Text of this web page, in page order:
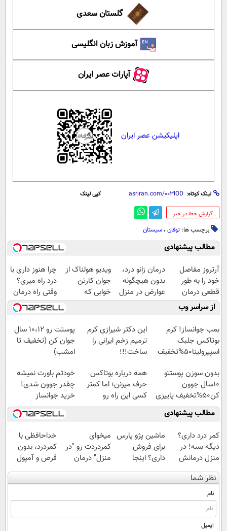
گلستان سعدی
آموزش زبان انگلیسی
آپارات عصر ایران
اپلیکیشن عصر ایران
لینک کوتاه: کپی لینک
‌گزارش خطا در خبر
برچسب ها: توفان ، سیستان
مطالب پیشنهادی
آرتروز مفاصل
خود را به طور
قطعی درمان
کنید!
◗پرسش‌نامه◖
درمان زانو درد،
بدون هیچگونه
عوارض در منزل
(◂پرسش‌نامه)
ویدیو هولناک از
جوان کارتن
خوابی که
میلیاردر شد.
آموزش رایگان
چرا هنوز داری با
درد راه میری؟
وقتی راه درمان
جلو پاته!
از سراسر وب
بمب جوانساز! کرم
بوتاکس جلبک
اسپیرولینا50%تخفیف
این دکتر شیرازی کرم
ترمیم زخم ایرانی را
ساخت!!!
پوستت رو 10،12 سال
جوان کن (تخفیف تا
امشب)
بدون سوزن پوستتو
10سال جوون
کن50%تخفیف پاییزی
همه درباره بوتاکس
حرف میزنن؛ اما کمتر
کسی این راه رو
میشناسه.
خودتم باورت نمیشه
چقدر جوون شدی!
خرید جوانساز
اسپیرولینا با تخفیف
ویژه
مطالب پیشنهادی
کمر درد داری؟
دیگه بسه! در
منزل درمانش
کن
(◀پرسش‌نامه)
ماشین پژو پارس
برای فروش
داری؟ اینجا
سریع بفروشش
میخوای
کمردردت رو "در
منزل" درمان
کنی؟ (◂فیلم +
◂پرسش‌نامه)
خداحافظی با
کمردرد، بدون
قرص و آمپول
نظر شما
نام
ایمیل